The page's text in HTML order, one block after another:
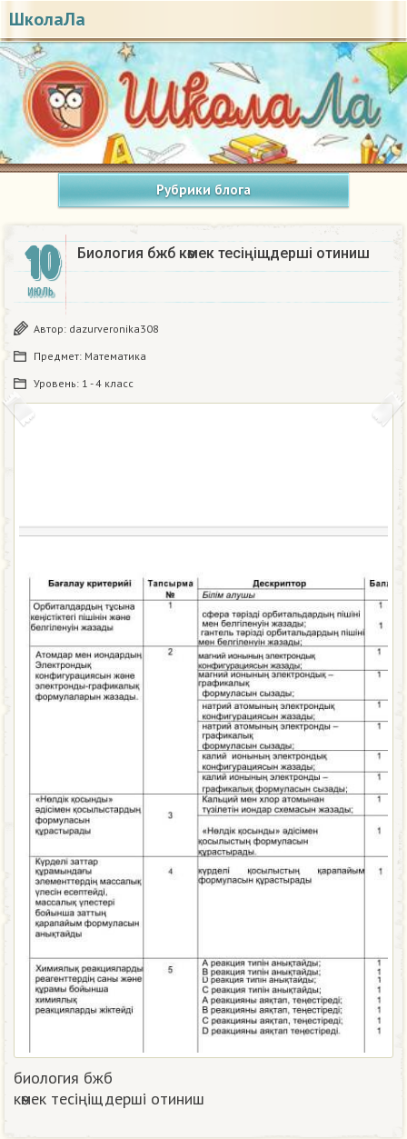
ШколаЛа
Рубрики блога
10
ИЮЛЬ
Биология бжб көмек тесіңіщдерші отиниш​
Автор: dazurveronika308
Предмет: Математика
Уровень: 1 - 4 класс
биология бжб
көмек тесіңіщдерші отиниш​